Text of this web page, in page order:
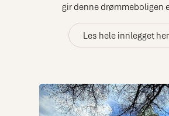
gir denne drømmeboligen
atmosfære. Villaen ble bygget i
en totalrenovering er den blitt
eiendom med karakter og
Les hele innlegget her